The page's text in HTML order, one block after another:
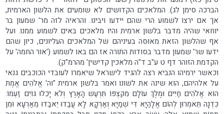
הברכה סימן לג). המלאכים הקדושים לא שומעים את הלשון הארמית,
אך אם ירצו לשמוע הרי שהם יידעו ויבינו. והראיה לזה מר' שמעון בר
יוחאי שהיה מדבר בלשון ארמית והיו מלאכים באים לשמוע ממנו. ועל
אף שהלשון הזאת מאוּסה בעיניהם של המלאכים העליונים, כיון שהם
ידעו שר' שמעון מדבר בסודות התורה אז הם באו לשמוע ('אור החמה' על
הקדמת הזוהר דף ט ע"ב ד"ה מלאכין קדישין' מהרמ"ק).
וכאשר ירמיהו הנביא רצה להגיד לישראל שיאמרו לעובדי הכוכבים גנאי
על אלהיהם, הוא שינה את לשונו ואמר בלשון ארמית "וה' אֱלֹהִים אֱמֶת
הוּא אֱלֹהִים חַיִּים וּמֶלֶךְ עוֹלָם מִקִּצְפּוֹ תִּרְעַשׁ הָאָרֶץ וְלֹא יָכִלוּ גוֹיִם זַעְמוֹ:
כִּדְנָה תֵּאמְרוּן לְהוֹם אֱלָהַיָּא דִּי שְׁמַיָּא וְאַרְקָא לָא עֲבַדוּ יֵאבַדוּ מֵאַרְעָא וּמִן